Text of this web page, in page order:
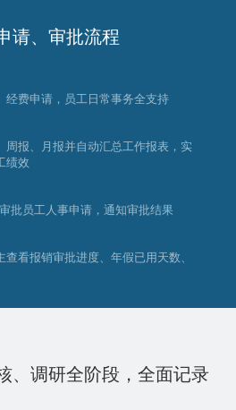
请、审批流程
经费申请，员工日常事务全支持
周报、月报并自动汇总工作报表，实
绩效
批员工人事申请，通知审批结果
看报销审批进度、年假已用天数、
、调研全阶段，全面记录